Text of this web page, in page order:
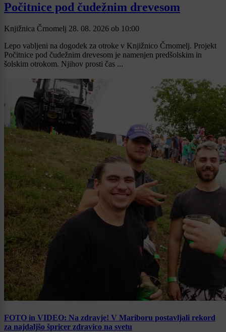
Počitnice pod čudežnim drevesom
Knjižnica Črnomelj 28. 08. 2026 ob 10:00
Lepo vabljeni na dogodek za otroke v Knjižnico Črnomelj. Projekt
Počitnice pod čudežnim drevesom je namenjen predšolskim in
šolskim otrokom. Njihov prosti čas ...
FOTO in VIDEO: Na zdravje! V Mariboru postavljali rekord
za najdaljšo špricer zdravico na svetu